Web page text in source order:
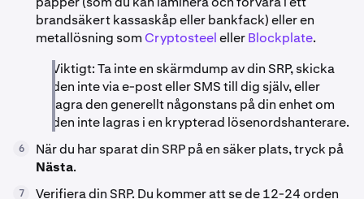
brandsäkert kassaskåp eller bankfack) eller en
metallösning som CryptosteelellerBlockplate.
Viktigt: Ta inte en skärmdump av din SRP, skicka
den inte via e-post eller SMS till dig själv, eller
lagra den generellt någonstans på din enhet om
den inte lagras i en krypterad lösenordshanterare.
6
När du har sparat din SRP på en säker plats, tryck på
Nästa.
7 Verifiera din SRP. Du kommer att se de 12-24 orden